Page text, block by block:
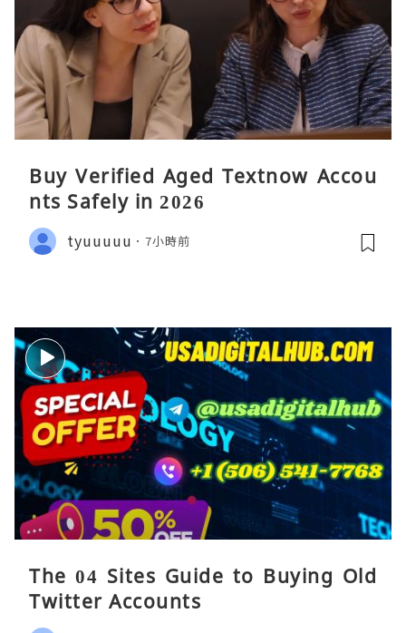
Buy Verified Aged Textnow Accou
nts Safely in 2026
tyuuuuu 7小時前
The 04 Sites Guide to Buying Old
Twitter Accounts